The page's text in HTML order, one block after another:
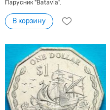
Парусник "Batavia".
В корзину